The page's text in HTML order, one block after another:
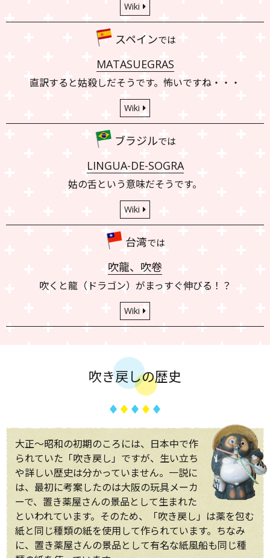
Wiki
スペインでは
MATASUEGRAS
直訳すると姑殺しだそうです。怖いですね・・・
Wiki
ブラジルでは
LINGUA-DE-SOGRA
姑の舌という意味だそうです。
Wiki
台湾では
吹龍、吹卷
吹くと龍（ドラゴン）がまっすぐ伸びる！？
Wiki
吹き戻しの歴史
大正～昭和の初期のころには、日本中で作
られていた「吹き戻し」ですが、生い立ち
や詳しい歴史は分かっていません。一説に
は、最初に考案したのは大阪の玩具メーカ
ーで、置き薬屋さんの景品として生まれた
といわれています。そのため、「吹き戻し」は薬を包む
紙と同じ種類の紙を使用して作られています。ちなみ
に、置き薬屋さんの景品として有名な紙風船も同じ種